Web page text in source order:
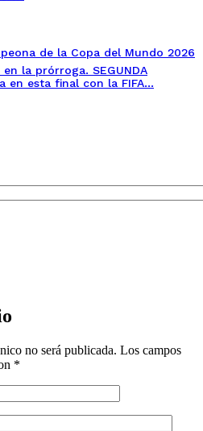
de la Copa del Mundo 2026
la prórroga. SEGUNDA
en esta final con la FIFA…
no será publicada. Los campos
*